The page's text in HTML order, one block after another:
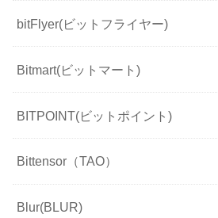
bitFlyer(ビットフライヤー)
Bitmart(ビットマート)
BITPOINT(ビットポイント)
Bittensor（TAO）
Blur(BLUR)